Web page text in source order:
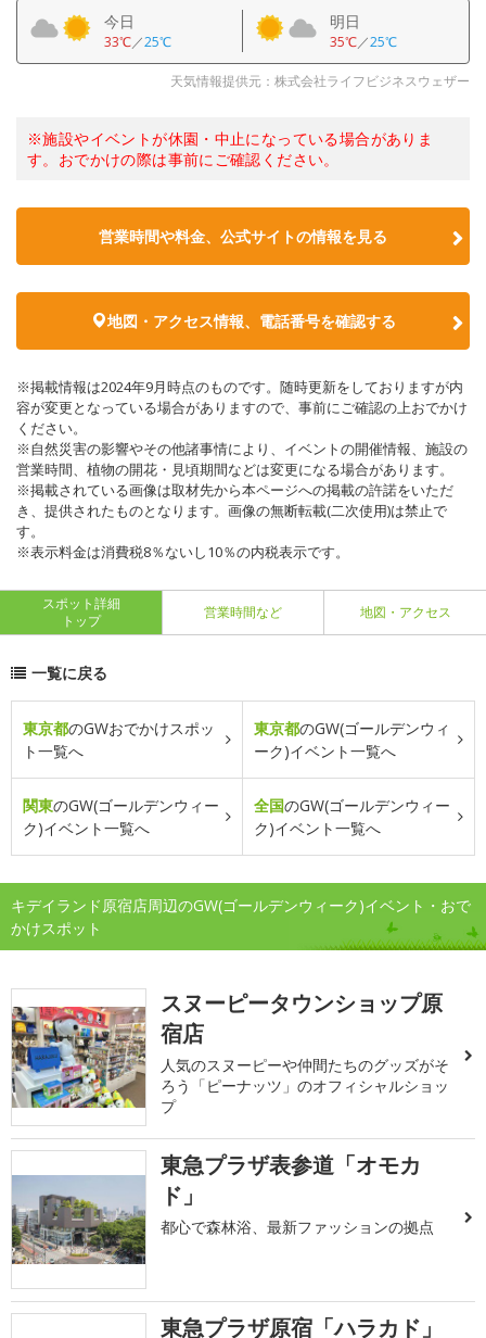
今日
33℃／25℃
明日
35℃／25℃
天気情報提供元：株式会社ライフビジネスウェザー
※施設やイベントが休園・中止になっている場合がありま
す。おでかけの際は事前にご確認ください。
営業時間や料金、公式サイトの情報を見る
地図・アクセス情報、電話番号を確認する
※掲載情報は2024年9月時点のものです。随時更新をしておりますが内
容が変更となっている場合がありますので、事前にご確認の上おでかけ
ください。
※自然災害の影響やその他諸事情により、イベントの開催情報、施設の
営業時間、植物の開花・見頃期間などは変更になる場合があります。
※掲載されている画像は取材先から本ページへの掲載の許諾をいただ
き、提供されたものとなります。画像の無断転載(二次使用)は禁止で
す。
※表示料金は消費税8％ないし10％の内税表示です。
スポット詳細
トップ
営業時間など 地図・アクセス
一覧に戻る
東京都のGWおでかけスポッ
ト一覧へ
東京都のGW(ゴールデンウィ
ーク)イベント一覧へ
関東のGW(ゴールデンウィー
ク)イベント一覧へ
全国のGW(ゴールデンウィー
ク)イベント一覧へ
キデイランド原宿店周辺のGW(ゴールデンウィーク)イベント・おで
かけスポット
スヌーピータウンショップ原
宿店
人気のスヌーピーや仲間たちのグッズがそ
ろう「ピーナッツ」のオフィシャルショッ
プ
東急プラザ表参道「オモカ
ド」
都心で森林浴、最新ファッションの拠点
東急プラザ原宿「ハラカド」